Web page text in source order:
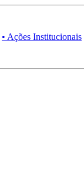
• Ações Institucionais